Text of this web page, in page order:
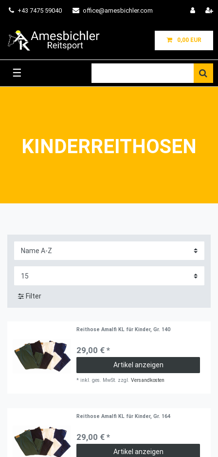
+43 7475 59040 office@amesbichler.com
0,00 EUR
☰
KINDERREITHOSEN
Filter
Reithose Amalfi KL für Kinder, Gr. 140
29,00 € *
Artikel anzeigen
* inkl. ges. MwSt. zzgl.Versandkosten
Reithose Amalfi KL für Kinder, Gr. 164
29,00 € *
Artikel anzeigen